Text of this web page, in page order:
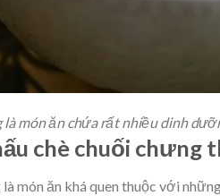
là món ăn chứa rất nhiều dinh
chè chuối chưng
món ăn khá quen thuộc với